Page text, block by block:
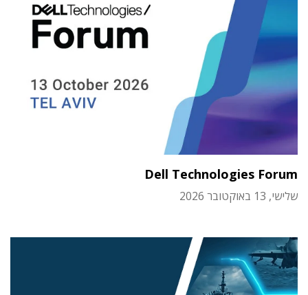
Dell Technologies Forum
שלישי, 13 באוקטובר 2026